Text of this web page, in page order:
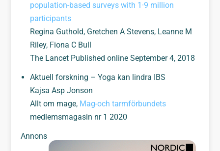
population-based surveys with 1·9 million
participants
Regina Guthold, Gretchen A Stevens, Leanne M
Riley, Fiona C Bull
The Lancet Published online September 4, 2018
Aktuell forskning – Yoga kan lindra IBS
Kajsa Asp Jonson
Allt om mage, Mag-och tarmförbundets
medlemsmagasin nr 1 2020
Annons